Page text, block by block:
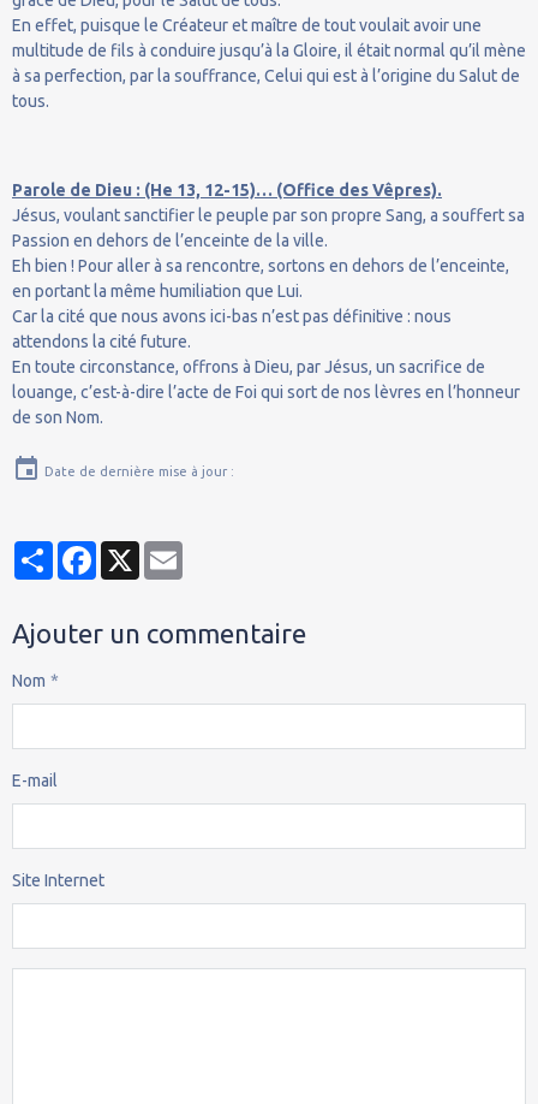
En effet, puisque le Créateur et maître de tout voulait avoir une
multitude de fils à conduire jusqu’à la Gloire, il était normal qu’il mène
à sa perfection, par la souffrance, Celui qui est à l’origine du Salut de
tous.
Parole de Dieu : (He 13, 12-15)… (Office des Vêpres).
Jésus, voulant sanctifier le peuple par son propre Sang, a souffert sa
Passion en dehors de l’enceinte de la ville.
Eh bien ! Pour aller à sa rencontre, sortons en dehors de l’enceinte,
en portant la même humiliation que Lui.
Car la cité que nous avons ici-bas n’est pas définitive : nous
attendons la cité future.
En toute circonstance, offrons à Dieu, par Jésus, un sacrifice de
louange, c’est-à-dire l’acte de Foi qui sort de nos lèvres en l’honneur
de son Nom.
Date de dernière mise à jour :
PartagerFacebook
X
Ajouter un commentaire
Nom
E-mail
Site Internet